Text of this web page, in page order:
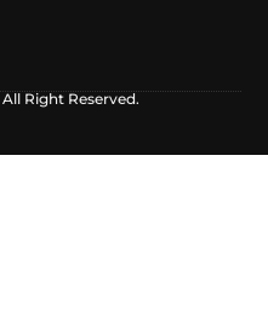
All Right Reserved.